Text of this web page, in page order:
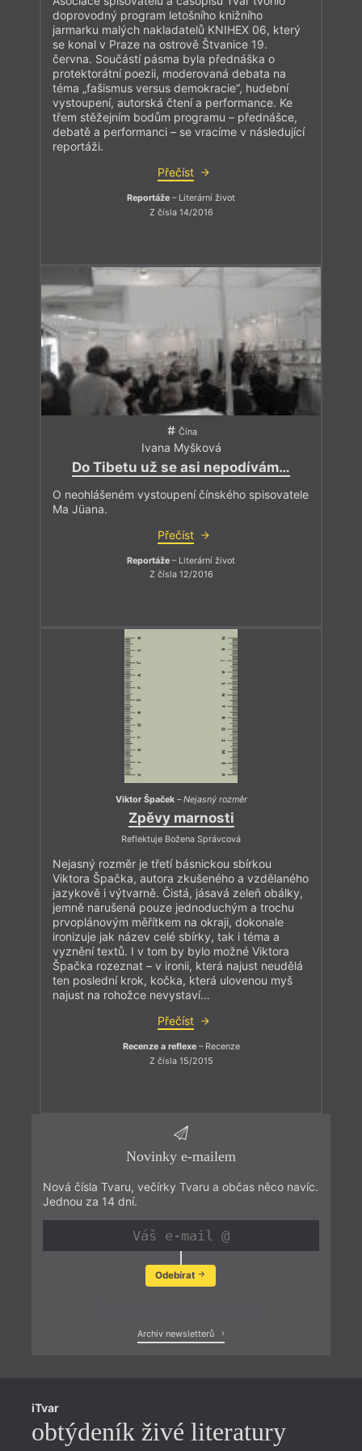
doprovodný program letošního knižního
jarmarku malých nakladatelů KNIHEX 06, který
se konal v Praze na ostrově Štvanice 19.
června. Součástí pásma byla přednáška o
protektorátní poezii, moderovaná debata na
téma „fašismus versus demokracie“, hudební
vystoupení, autorská čtení a performance. Ke
třem stěžejním bodům programu – přednášce,
debatě a performanci – se vracíme v následující
reportáži.
Přečíst
Reportáže – Literární život
Z čísla 14/2016
Čína
Ivana Myšková
Do Tibetu už se asi nepodívám…
O neohlášeném vystoupení čínského spisovatele
Ma Jüana.
Přečíst
Reportáže – Literární život
Z čísla 12/2016
Viktor Špaček–Nejasný rozměr
Zpěvy marnosti
Reflektuje Božena Správcová
Nejasný rozměr je třetí básnickou sbírkou
Viktora Špačka, autora zkušeného a vzdělaného
jazykově i výtvarně. Čistá, jásavá zeleň obálky,
jemně narušená pouze jednoduchým a trochu
prvoplánovým měřítkem na okraji, dokonale
ironizuje jak název celé sbírky, tak i téma a
vyznění textů. I v tom by bylo možné Viktora
Špačka rozeznat – v ironii, která najust neudělá
ten poslední krok, kočka, která ulovenou myš
najust na rohožce nevystaví…
Přečíst
Recenze a reflexe– Recenze
Z čísla 15/2015
Novinky e-mailem
Nová čísla Tvaru, večírky Tvaru a občas něco navíc.
Jednou za 14 dní.
Odebírat
Archiv newsletterů
iTvar
obtýdeník živé literatury